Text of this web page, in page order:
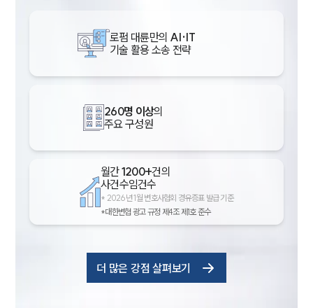
로펌 대륜만의 AI·IT
기술 활용 소송 전략
260명 이상의
주요 구성원
월간1200+건의
사건수임건수
* 2026년 1월 변호사협회 경유증표 발급 기준
*대한변협 광고 규정 제4조 제1호 준수
더 많은 강점 살펴보기